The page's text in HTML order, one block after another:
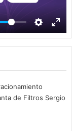
de Filtros Sergio